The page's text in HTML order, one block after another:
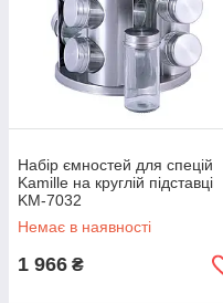
Набір ємностей для спецій
Kamille на круглій підставці
KM-7032
Немає в наявності
1 966 ₴